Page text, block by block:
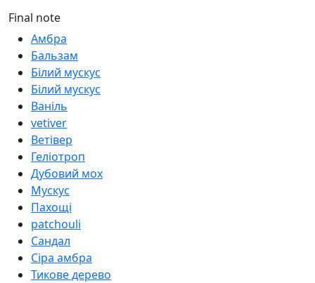
Final note
Амбра
Бальзам
Білий мускус
Білий мускус
Ваніль
vetiver
Ветівер
Геліотроп
Дубовий мох
Мускус
Пахощі
patchouli
Сандал
Сіра амбра
Тикове дерево